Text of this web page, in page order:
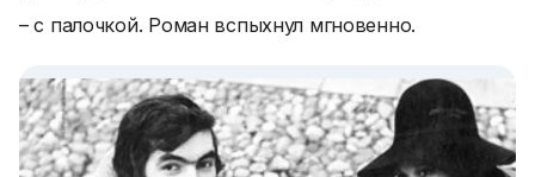
– с палочкой. Роман вспыхнул мгновенно.